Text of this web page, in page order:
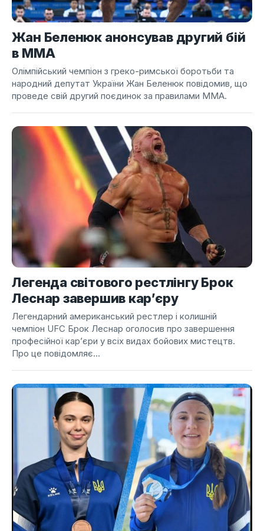
Жан Беленюк анонсував другий бій
в ММА
Олімпійський чемпіон з греко-римської боротьби та
народний депутат України Жан Беленюк повідомив, що
проведе свій другий поєдинок за правилами ММА.
Легенда світового рестлінгу Брок
Леснар завершив кар’єру
Легендарний американський рестлер і колишній
чемпіон UFC Брок Леснар оголосив про завершення
професійної кар’єри у всіх видах бойових мистецтв.
Про це повідомляє...